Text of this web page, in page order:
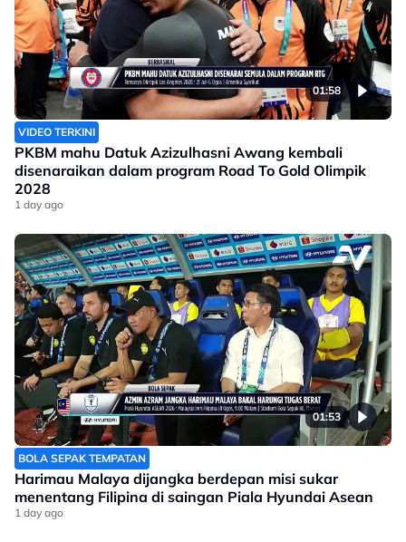
01:58
VIDEO TERKINI
PKBM mahu Datuk Azizulhasni Awang kembali
disenaraikan dalam program Road To Gold Olimpik
2028
1 day ago
01:53
BOLA SEPAK TEMPATAN
Harimau Malaya dijangka berdepan misi sukar
menentang Filipina di saingan Piala Hyundai Asean
1 day ago